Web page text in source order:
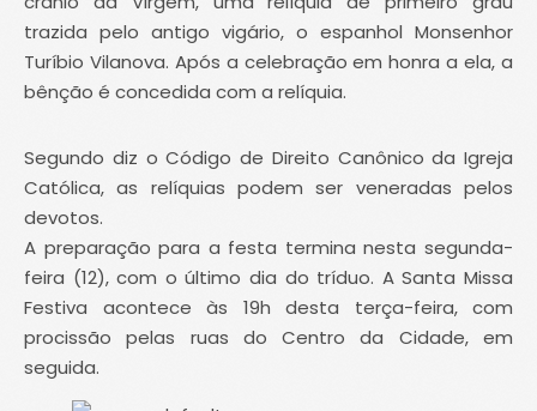
trazida pelo antigo vigário, o espanhol Monsenhor
Turíbio Vilanova. Após a celebração em honra a ela, a
bênção é concedida com a relíquia.
Segundo diz o Código de Direito Canônico da Igreja
Católica, as relíquias podem ser veneradas pelos
devotos.
A preparação para a festa termina nesta segunda-
feira (12), com o último dia do tríduo. A Santa Missa
Festiva acontece às 19h desta terça-feira, com
procissão pelas ruas do Centro da Cidade, em
seguida.